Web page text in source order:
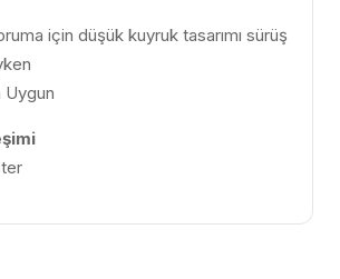
için düşük kuyruk tasarımı sürüş
Uygun